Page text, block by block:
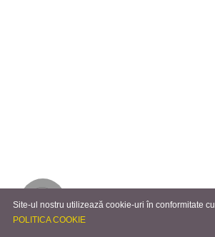
Site-ul nostru utilizează cookie-uri în conformitate cu
POLITICA COOKIE